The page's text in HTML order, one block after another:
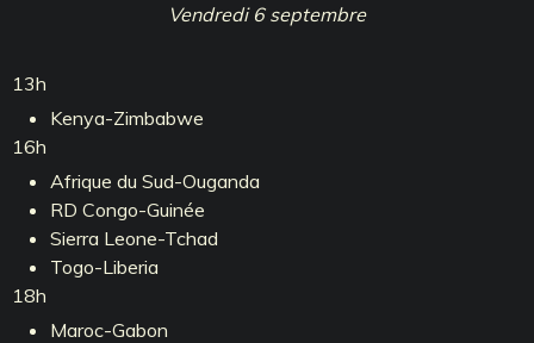
Vendredi 6 septembre
13h
Kenya-Zimbabwe
16h
Afrique du Sud-Ouganda
RD Congo-Guinée
Sierra Leone-Tchad
Togo-Liberia
18h
Maroc-Gabon